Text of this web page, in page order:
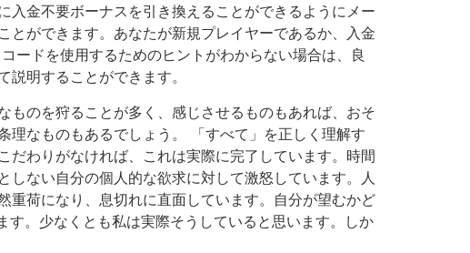
入金不要ボーナスを引き換えることができるようにメー
とができます。あなたが新規プレイヤーであるか、入金
ードを使用するためのヒントがわからない場合は、良
説明することができます。
ものを狩ることが多く、感じさせるものもあれば、おそ
理なものもあるでしょう。 「すべて」を正しく理解す
だわりがなければ、これは実際に完了しています。時間
しない自分の個人的な欲求に対して激怒しています。人
重荷になり、息切れに直面しています。自分が望むかど
。少なくとも私は実際そうしていると思います。しか